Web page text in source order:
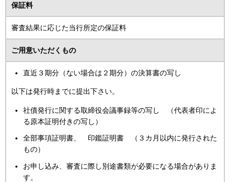
保証料
審査結果に応じた当行所定の保証料
ご用意いただくもの
直近３期分（ない場合は２期分）の決算書の写し
以下は発行時までに提出下さい。
社債発行に関する取締役会議事録等の写し （代表者印によ
る原本証明付きの写し）
全部事項証明書、 印鑑証明書 （３カ月以内に発行された
もの）
お申し込み、審査に際し別途書類が必要になる場合がありま
す。